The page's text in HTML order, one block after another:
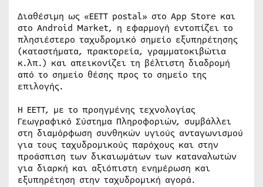
Διαθέσιμη ως «ΕΕΤΤ postal» στο App Store και
στο Android Market, η εφαρμογή εντοπίζει το
πλησιέστερο ταχυδρομικό σημείο εξυπηρέτησης
(καταστήματα, πρακτορεία, γραμματοκιβώτια
κ.λπ.) και απεικονίζει τη βέλτιστη διαδρομή
από το σημείο θέσης προς το σημείο της
επιλογής.
Η ΕΕΤΤ, με το προηγμένης τεχνολογίας
Γεωγραφικό Σύστημα Πληροφοριών, συμβάλλει
στη διαμόρφωση συνθηκών υγιούς ανταγωνισμού
για τους ταχυδρομικούς παρόχους και στην
προάσπιση των δικαιωμάτων των καταναλωτών
για διαρκή και αξιόπιστη ενημέρωση και
εξυπηρέτηση στην ταχυδρομική αγορά.